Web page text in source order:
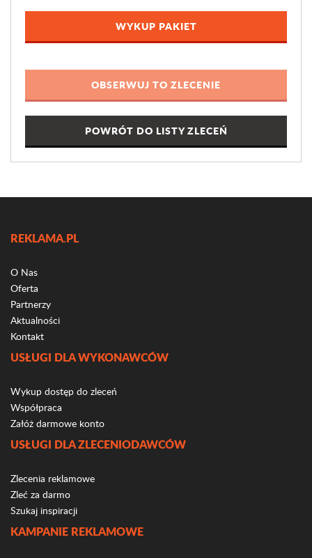
WYKUP PAKIET
POWRÓT DO LISTY ZLECEŃ
REKLAMA.PL
O Nas
Oferta
Partnerzy
Aktualności
Kontakt
USŁUGI DLA WYKONAWCÓW
Wykup dostęp do zleceń
Współpraca
Załóż darmowe konto
USŁUGI DLA ZLECENIODAWCÓW
Zlecenia reklamowe
Zleć za darmo
Szukaj inspiracji
KAMPANIE REKLAMOWE